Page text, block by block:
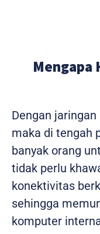
Mengapa
Dengan
maka di tengah
banyak orang
tidak perlu
konektivitas
sehingga
komputer